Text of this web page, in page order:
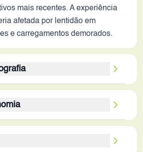
mais recentes. A experiência
afetada por lentidão em
e carregamentos demorados.
MP e 5 MP, poderia oferecer
mas a qualidade de imagem
óptica de imagem (OIS)
autonomia limitada. O uso de